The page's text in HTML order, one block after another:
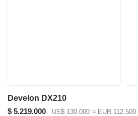
Develon DX210
$ 5.219.000
US$ 130.000 ≈ EUR 112.500